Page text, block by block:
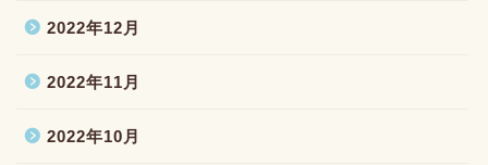
2022年12月
2022年11月
2022年10月